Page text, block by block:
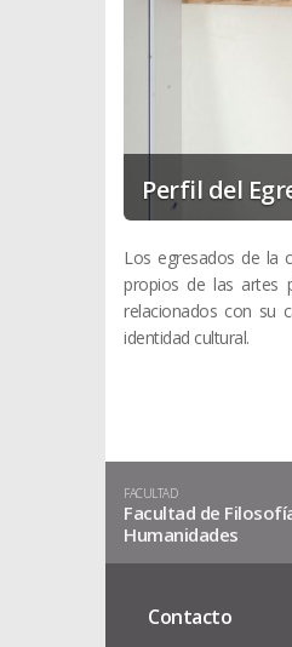
Perfil del
Los egresados de la
propios de las artes
relacionados con su
identidad cultural.
FACULTAD
Facultad de
Humanidades
Contacto